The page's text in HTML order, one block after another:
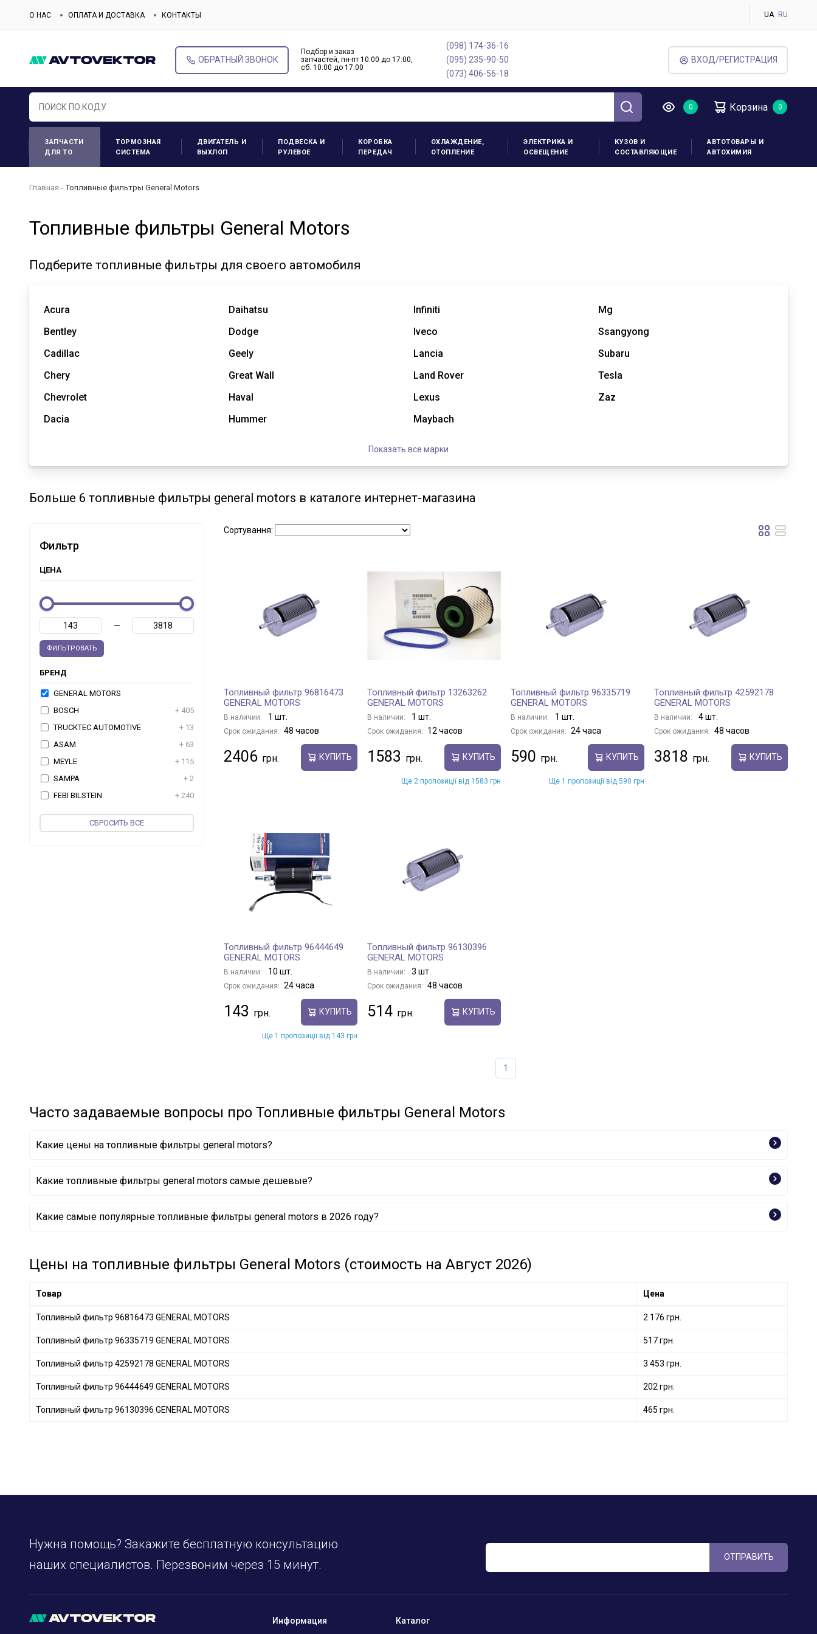
О НАС ОПЛАТА И ДОСТАВКА КОНТАКТЫ UA RU
ОБРАТНЫЙ ЗВОНОК
Подбор и заказ
запчастей, пн-пт 10:00 до 17:00,
cб. 10:00 до 17:00
(098) 174-36-16
(095) 235-90-50
(073) 406-56-18
ВХОД/РЕГИСТРАЦИЯ
Корзина
ЗАПЧАСТИ
ДЛЯ ТО
ТОРМОЗНАЯ
СИСТЕМА
ДВИГАТЕЛЬ И
ВЫХЛОП
ПОДВЕСКА И
РУЛЕВОЕ
КОРОБКА
ПЕРЕДАЧ
ОХЛАЖДЕНИЕ,
ОТОПЛЕНИЕ
ЭЛЕКТРИКА И
ОСВЕЩЕНИЕ
КУЗОВ И
СОСТАВЛЯЮЩИЕ
АВТОТОВАРЫ И
АВТОХИМИЯ
Главная Топливные фильтры General Motors
Топливные фильтры General Motors
Подберите топливные фильтры для своего автомобиля
Acura
Bentley
Cadillac
Chery
Chevrolet
Dacia
Daihatsu
Dodge
Geely
Great Wall
Haval
Hummer
Infiniti
Iveco
Lancia
Land Rover
Lexus
Maybach
Mg
Ssangyong
Subaru
Tesla
Zaz
Показать все марки
Больше 6 топливные фильтры general motors в каталоге интернет-магазина
Фильтр
ЦЕНА
—
ФИЛЬТРОВАТЬ
БРЕНД
GENERAL MOTORS
BOSCH
+ 405
TRUCKTEC AUTOMOTIVE
+ 13
ASAM
+ 63
MEYLE
+ 115
SAMPA
+ 2
FEBI BILSTEIN
+ 240
ASHIKA
+ 86
TOPRAN
+ 5
JC PREMIUM
+ 135
MFILTER
+ 32
BSG
+ 9
PURFLUX
+ 251
CLEAN FILTERS
+ 12
DELPHI
+ 158
KAMOKA
+ 3
ALCO FILTER
+ 6
FLEETGUARD
+ 46
MAHLE
+ 305
FILTRON
+ 11
PURRO
+ 96
STARLINE
+ 82
STC
CБРОСИТЬ ВСЕ
Сортування:
Топливный фильтр 96816473
GENERAL MOTORS
В наличии: 1 шт.
Срок ожидания: 48 часов
2406 КУПИТЬ
Топливный фильтр 13263262
GENERAL MOTORS
В наличии: 1 шт.
Срок ожидания: 12 часов
1583 КУПИТЬ
Ще 2 пропозиції від 1583 грн
Топливный фильтр 96335719
GENERAL MOTORS
В наличии: 1 шт.
Срок ожидания: 24 часа
590 КУПИТЬ
Ще 1 пропозиції від 590 грн
Топливный фильтр 42592178
GENERAL MOTORS
В наличии: 4 шт.
Срок ожидания: 48 часов
3818 КУПИТЬ
Топливный фильтр 96444649
GENERAL MOTORS
В наличии: 10 шт.
Срок ожидания: 24 часа
143 КУПИТЬ
Ще 1 пропозиції від 143 грн
Топливный фильтр 96130396
GENERAL MOTORS
В наличии: 3 шт.
Срок ожидания: 48 часов
514 КУПИТЬ
1
Часто задаваемые вопросы про Топливные фильтры General Motors
Какие цены на топливные фильтры general motors?
Какие топливные фильтры general motors самые дешевые?
Топливный фильтр 96130396 GENERAL MOTORS
Какие самые популярные топливные фильтры general motors в 2026 году?
Цены на топливные фильтры General Motors (стоимость на Август 2026)
Товар Цена
Топливный фильтр 96816473 GENERAL MOTORS 2 176 грн.
Топливный фильтр 96335719 GENERAL MOTORS 517 грн.
Топливный фильтр 42592178 GENERAL MOTORS 3 453 грн.
Топливный фильтр 96444649 GENERAL MOTORS 202 грн.
Топливный фильтр 96130396 GENERAL MOTORS 465 грн.
Нужна помощь? Закажите бесплатную консультацию
наших специалистов. Перезвоним через 15 минут.
ОТПРАВИТЬ
Информация Каталог